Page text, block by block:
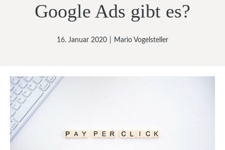
Google Ads gibt es?
16. Januar 2020 Mario Vogelsteller